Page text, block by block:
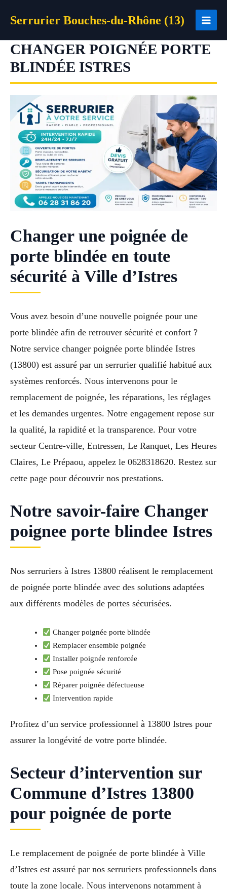
Serrurier Bouches-du-Rhône (13)
CHANGER POIGNÉE PORTE
BLINDÉE ISTRES
Changer une poignée de
porte blindée en toute
sécurité à Ville d’Istres
Vous avez besoin d’une nouvelle poignée pour une
porte blindée afin de retrouver sécurité et confort ?
Notre service changer poignée porte blindée Istres
(13800) est assuré par un serrurier qualifié habitué aux
systèmes renforcés. Nous intervenons pour le
remplacement de poignée, les réparations, les réglages
et les demandes urgentes. Notre engagement repose sur
la qualité, la rapidité et la transparence. Pour votre
secteur Centre-ville, Entressen, Le Ranquet, Les Heures
Claires, Le Prépaou, appelez le 0628318620. Restez sur
cette page pour découvrir nos prestations.
Notre savoir-faire Changer
poignee porte blindee Istres
Nos serruriers à Istres 13800 réalisent le remplacement
de poignée porte blindée avec des solutions adaptées
aux différents modèles de portes sécurisées.
Changer poignée porte blindée
Remplacer ensemble poignée
Installer poignée renforcée
Pose poignée sécurité
Réparer poignée défectueuse
Intervention rapide
Profitez d’un service professionnel à 13800 Istres pour
assurer la longévité de votre porte blindée.
Secteur d’intervention sur
Commune d’Istres 13800
pour poignée de porte
Le remplacement de poignée de porte blindée à Ville
d’Istres est assuré par nos serruriers professionnels dans
toute la zone locale. Nous intervenons notamment à